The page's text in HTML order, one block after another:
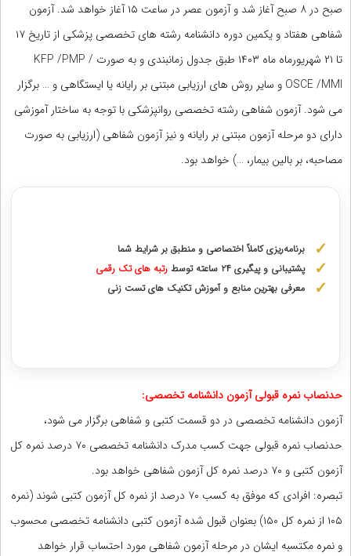
صبح در ۸ صبح آغاز شد و آزمون عصر در ساعت ۱۵ آغاز خواهد شد. آزمون
شفاهی هفتاد و یکمین دوره دانشنامه رشته های تخصصی پزشکی از تاریخ ۱۷
تا ۲۱ شهریورماه ماه ۱۴۰۳ طبق جدول زمانبندی و به صورت KFP /PMP /
OSCE /MMI و سایر روش های ارزیابی مبتنی بر رایانه یا ایستگاهی و … برگزار
می شود. آزمون شفاهی رشته تخصصی روانپزشکی با توجه به ساختار آموزشی
دارای دو مرحله آزمون مبتنی بر رایانه و نیز آزمون شفاهی (ارزیابی به صورت
مصاحبه، بر بالین بیمار، …) خواهد بود.
برنامه‌ریزی کاملاً اختصاصی و منطبق بر شرایط شما
پشتیبانی و پیگیری ۲۴ ساعته توسط
رتبه‌ های تک رقمی
معرفی بهترین منابع و آموزش تکنیک های تست زنی
حدنصاب نمره قبولی آزمون دانشنامه تخصصی:
آزمون دانشنامه تخصصی در دو قسمت کتبی و شفاهی برگزار می شود،
حدنصاب نمره قبولی جهت کسب مدرک دانشنامه تخصصی ۷۰ درصد نمره کل
آزمون کتبی و ۷۰ درصد نمره کل آزمون شفاهی خواهد بود.
تبصره: افرادی که موفق به کسب ۷۰ درصد از نمره کل آزمون کتبی شوند (نمره
۱۰۵ از نمره کل ۱۵۰) بعنوان قبول شده آزمون کتبی دانشنامه تخصصی محسوب
و نمره مکتسبه ایشان در مرحله آزمون شفاهی مورد احتساب قرار خواهد